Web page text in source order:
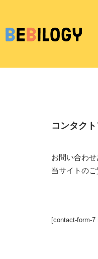
コンタク
お問い合わせ
当サイトの
[contact-form-7